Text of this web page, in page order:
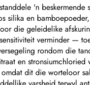
'n
silika en
die geleidelike
verminder —
rondom die
en
dit die worteloor